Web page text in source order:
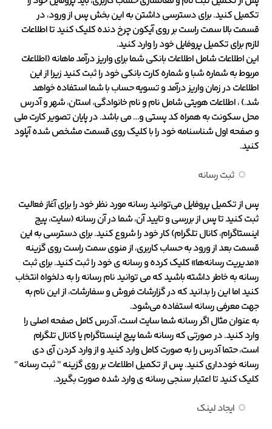
تکمیل کنید. برای دسترسی داشتن به این بخش پس از ورود، در
قسمت بالا سمت راست بر روی آیکون چرخ دنده کلیک کنید تا اطلاعات
لازم برای تکمیل پروفایل خود را وارد کنید.
این اطلاعات شامل اطلاعات بانکی شما برای واریز درآمد ماهانه (اطلاعات
مربوط به شماره شبا و شماره کارت بانکی خود را ثبت کنید زیرا از این
اطلاعات در زمان واریز درآمد و تسویه حساب با شما استفاده خواهد
شد.) ، اطلاعات هویتی شامل نام و نام خانوادگی، استان، شهر و آدرس
محل سکونت به همراه کد پستی و… می باشد. در پایان تصویر کارت ملی
و صفحه اول شناسنامه خود را با کلیک روی قسمت مشخص شده آپلود
کنید.
ثبت رسانه
پس از تکمیل پروفایل می‌توانید رسانه مورد نظر خود را برای آغاز فعالیت
ثبت کنید تا پس از بررسی و تایید آن، شما در آن رسانه (سایت، پیج
اینستاگرام، کانال تلگرام) کار خود را شروع کنید. برای دسترسی به این
قسمت بعد از ورود به حساب کاربری، از منوی سمت راست روی گزینه
«مدیریت رسانه‌ها» کلیک کرده و رسانه ی خود را ثبت کنید. برای ثبت
رسانه به خاطر داشته باشید که می توانید نام رسانه را به دلخواه انتخاب
کنید اما این را بدانید که در گزارشات فروش و سفارشات، از این نام به
جهت معرفی رسانه استفاده می‌شود.
به عنوان مثال اگر رسانه شما سایت است، آدرس کامل صفحه اصلی را
وارد کنید. در صورتی که رسانه شما پیج اینستاگرام یا کانال تلگرام
است، حتما آدرس را به صورت کامل وارد کنید و از وارد کردن آی دی
رسانه خودداری کنید. پس از تکمیل اطلاعات بر روی گزینه ” ثبت رسانه ”
کلیک کنید تا اعتبار سنجی رسانه ی وارد شده صورت بگیرد.
ایجاد لینک